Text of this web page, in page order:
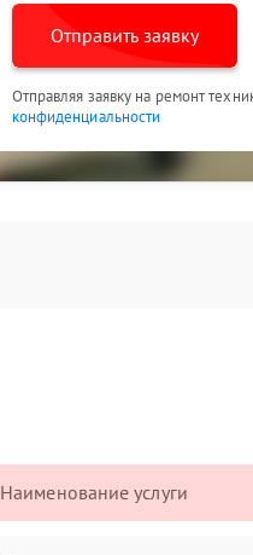
Отправить заявку
Отправляя заявку на ремонт
конфиденциальности
Наименование услуги